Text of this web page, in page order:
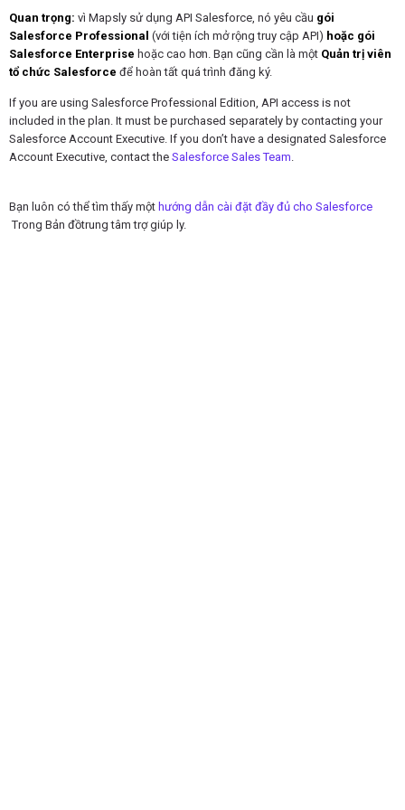
Quan trọng: vì Mapsly sử dụng API Salesforce, nó yêu cầu gói
Salesforce Professional (với tiện ích mở rộng truy cập API) hoặc gói
Salesforce Enterprise hoặc cao hơn. Bạn cũng cần là một Quản trị viên
tổ chức Salesforce để hoàn tất quá trình đăng ký.
If you are using Salesforce Professional Edition, API access is not
included in the plan. It must be purchased separately by contacting your
Salesforce Account Executive. If you don’t have a designated Salesforce
Account Executive, contact the Salesforce Sales Team.
Bạn luôn có thể tìm thấy một hướng dẫn cài đặt đầy đủ cho Salesforce
Trong Bản đồtrung tâm trợ giúp ly.